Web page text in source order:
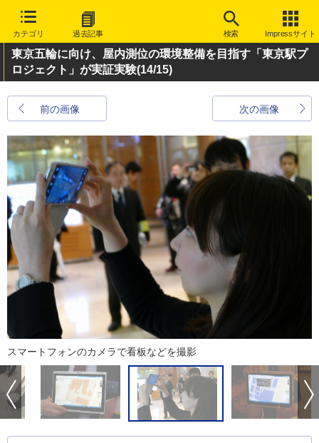
カテゴリ 過去記事 検索 Impressサイト
東京五輪に向け、屋内測位の環境整備を目指す「東京駅プ
ロジェクト」が実証実験(14/15)
前の画像 次の画像
スマートフォンのカメラで看板などを撮影